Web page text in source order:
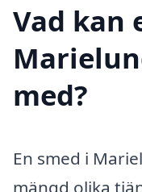
Vad kan
med?
En smed i
mängd olika